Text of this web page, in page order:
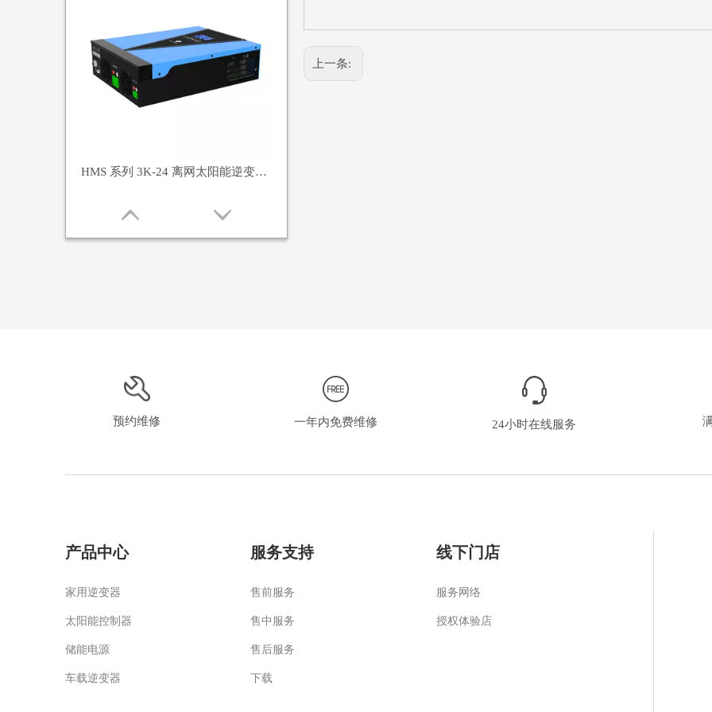
HMS 系列 3K-24 离网太阳能逆变器 &nbsp;
上一条:
预约维修 一年内免费维修 24小时在线服务
产品中心
家用逆变器
太阳能控制器
储能电源
车载逆变器
服务支持
售前服务
售中服务
售后服务
下载
线下门店
服务网络
授权体验店